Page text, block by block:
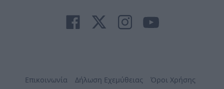
Επικοινωνία Δήλωση Εχεμύθειας Όροι Χρήσης